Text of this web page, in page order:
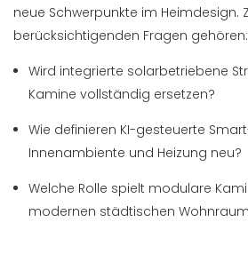
neue Schwerpunkte im Heimdesign.
berücksichtigenden Fragen gehören:
Wird integrierte solarbetriebene
Kamine vollständig ersetzen?
Wie definieren KI-gesteuerte
Innenambiente und Heizung neu?
Welche Rolle spielt modulare
modernen städtischen